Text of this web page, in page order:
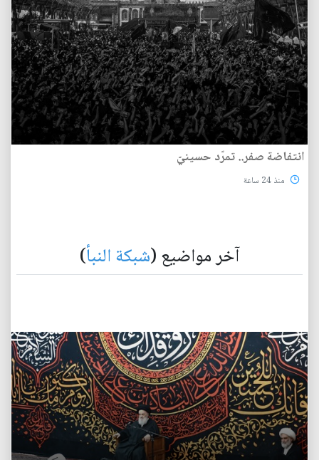
انتفاضة صفر.. تمرّد حسينيّ
منذ 24 ساعة
آخر مواضيع (شبكة النبأ)